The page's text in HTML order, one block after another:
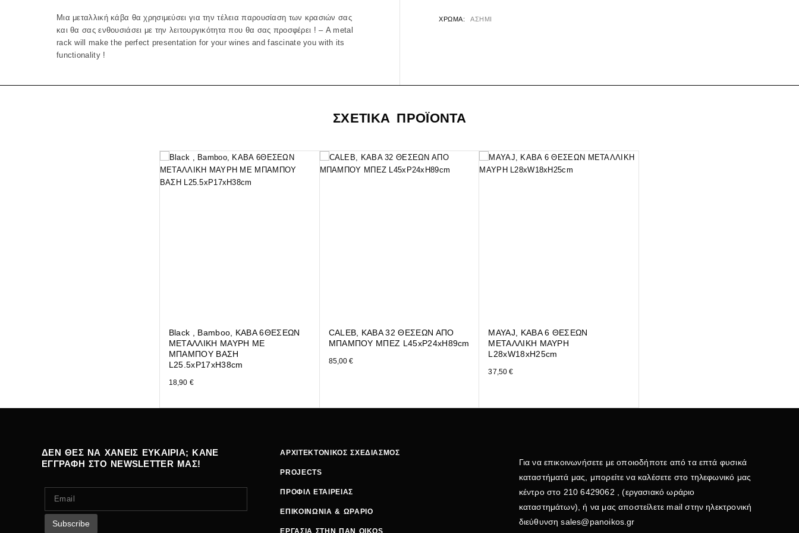
Μια μεταλλική κάβα θα χρησιμεύσει για την τέλεια παρουσίαση των κρασιών σας
και θα σας ενθουσιάσει με την λειτουργικότητα που θα σας προσφέρει ! – A metal
rack will make the perfect presentation for yοur wines and fascinate you with its
functionality !
ΧΡΏΜΑ ΑΣΗΜΙ
ΣΧΕΤΙΚΑ ΠΡΟΪΟΝΤΑ
Black , Bamboo, ΚΑΒΑ 6ΘΕΣΕΩΝ
ΜΕΤΑΛΛΙΚΗ ΜΑΥΡΗ ΜΕ
ΜΠΑΜΠΟΥ ΒΑΣΗ
L25.5xP17xH38cm
18,90 €
CALEB, ΚΑΒΑ 32 ΘΕΣΕΩΝ ΑΠΟ
ΜΠΑΜΠΟΥ ΜΠΕΖ L45xP24xH89cm
85,00€
MAYAJ, ΚΑΒΑ 6 ΘΕΣΕΩΝ
ΜΕΤΑΛΛΙΚΗ ΜΑΥΡΗ
L28xW18xH25cm
37,50€
ΔΕΝ ΘΕΣ ΝΑ ΧΑΝΕΙΣ ΕΥΚΑΙΡΙΑ; ΚΑΝΕ
ΕΓΓΡΑΦΗ ΣΤΟ NEWSLETTER ΜΑΣ!
ΑΡΧΙΤΕΚΤΟΝΙΚΟΣ ΣΧΕΔΙΑΣΜΟΣ
PROJECTS
ΠΡΟΦΙΛ ΕΤΑΙΡΕΙΑΣ
ΕΠΙΚΟΙΝΩΝΙΑ & ΩΡΑΡΙΟ
Για να επικοινωνήσετε με οποιοδήποτε από τα επτά φυσικά
καταστήματά μας, μπορείτε να καλέσετε στο τηλεφωνικό μας
κέντρο στο 210 6429062 , (εργασιακό ωράριο
καταστημάτων), ή να μας αποστείλετε mail στην ηλεκτρονική
διεύθυνσηsales@panoikos.gr